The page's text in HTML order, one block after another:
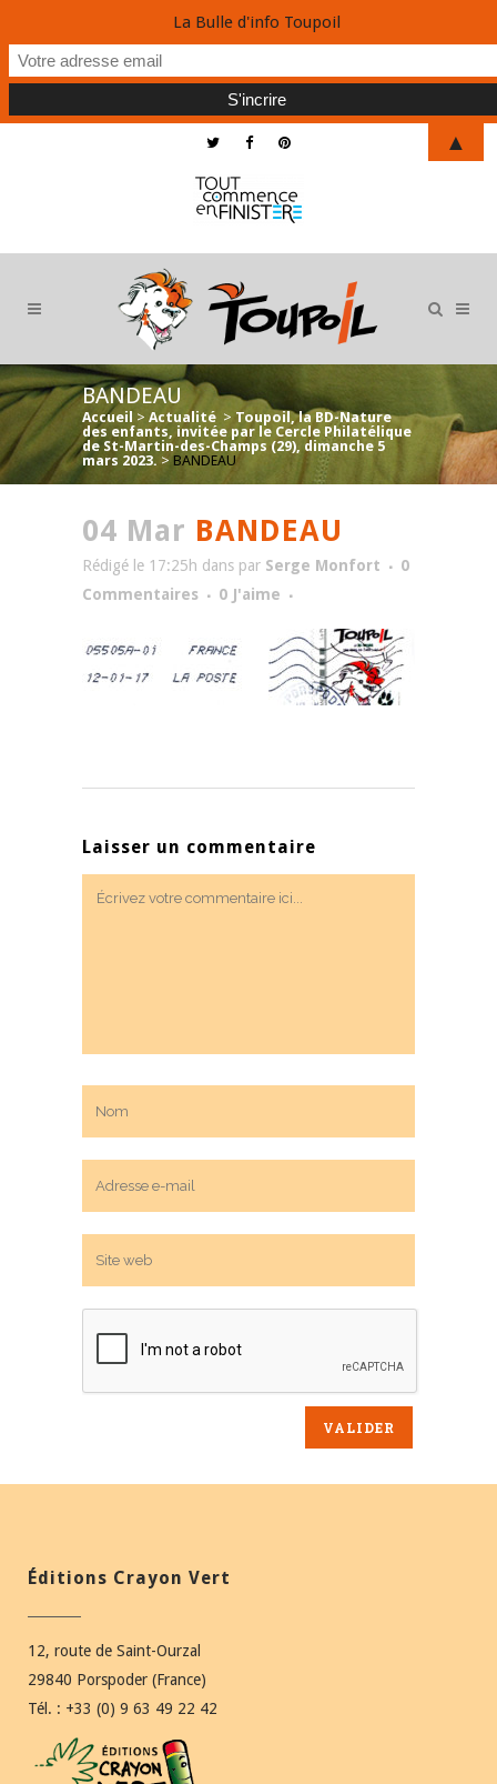
BANDEAU
Accueil > Actualité > Toupoil, la BD-Nature
des enfants, invitée par le Cercle Philatélique
de St-Martin-des-Champs (29), dimanche 5
mars 2023. >BANDEAU
04 Mar BANDEAU
Rédigé le 17:25h dans par Serge Monfort
0
Commentaires
0 J'aime
Laisser un commentaire
Éditions Crayon Vert
12, route de Saint-Ourzal
29840 Porspoder (France)
Tél. : +33 (0) 9 63 49 22 42
La Bulle d'info Toupoil
▲